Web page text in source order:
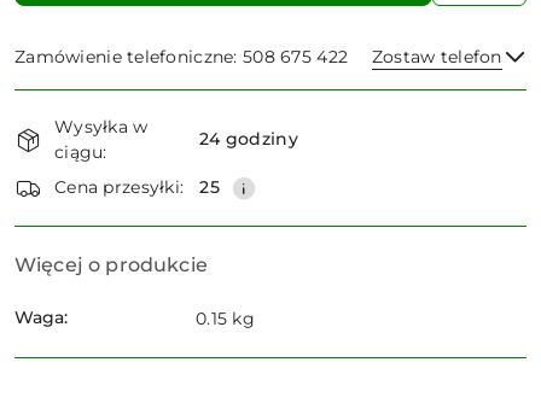
Zamówienie telefoniczne: 508 675 422 Zostaw telefon
Dostępność
i
dostawa
Wysyłka w
ciągu:
24 godziny
Cena przesyłki: 25
Więcej o produkcie
Waga: 0.15 kg